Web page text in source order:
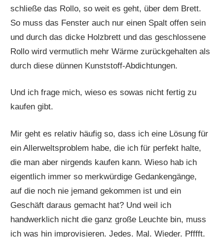
schließe das Rollo, so weit es geht, über dem Brett.
So muss das Fenster auch nur einen Spalt offen sein
und durch das dicke Holzbrett und das geschlossene
Rollo wird vermutlich mehr Wärme zurückgehalten als
durch diese dünnen Kunststoff-Abdichtungen.
Und ich frage mich, wieso es sowas nicht fertig zu
kaufen gibt.
Mir geht es relativ häufig so, dass ich eine Lösung für
ein Allerweltsproblem habe, die ich für perfekt halte,
die man aber nirgends kaufen kann. Wieso hab ich
eigentlich immer so merkwürdige Gedankengänge,
auf die noch nie jemand gekommen ist und ein
Geschäft daraus gemacht hat? Und weil ich
handwerklich nicht die ganz große Leuchte bin, muss
ich was hin improvisieren. Jedes. Mal. Wieder. Pfffft.